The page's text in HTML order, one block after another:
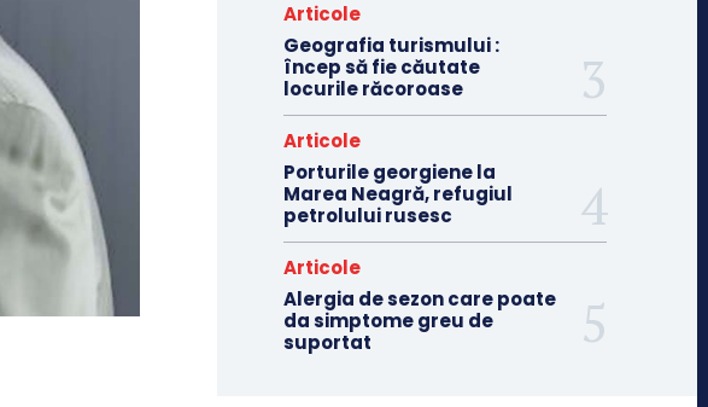
Articole
Geografia turismului :
încep să fie căutate
locurile răcoroase
Articole
Porturile georgiene la
Marea Neagră, refugiul
petrolului rusesc
Articole
Alergia de sezon care poate
da simptome greu de
suportat